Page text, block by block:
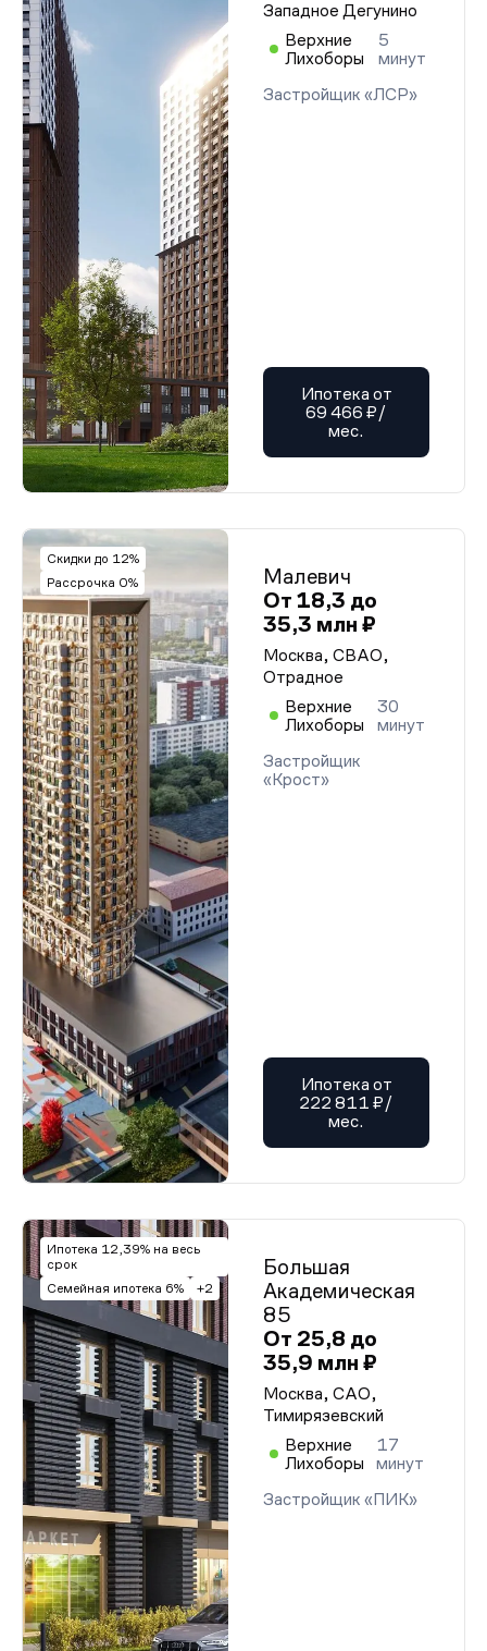
Западное Дегунино
Верхние
Лихоборы
5
минут
Застройщик «ЛСР»
Ипотека от
69 466 ₽/
мес.
Скидки до 12%
Рассрочка 0%
Малевич
От 18,3 до
35,3 млн ₽
Москва, СВАО,
Отрадное
Верхние
Лихоборы
30
минут
Застройщик
«Крост»
Ипотека от
222 811 ₽/
мес.
Ипотека 12,39% на весь
срок
Семейная ипотека 6%
+2
Большая
Академическая
85
От 25,8 до
35,9 млн ₽
Москва, САО,
Тимирязевский
Верхние
Лихоборы
17
минут
Застройщик «ПИК»